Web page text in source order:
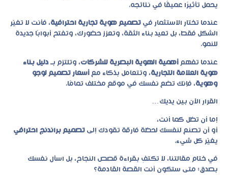
يحمل تأثيرًا عميقًا في نتائجه.
عندما تختار الاستثمار في تصميم هوية تجارية احترافية، فأنت لا تغيّر
الشكل فقط، بل تعيد بناء الثقة، وتعزز حضورك، وتفتح أبوابًا جديدة
للنمو.
عندما تفهم أهمية الهوية البصرية للشركات، وتلتزم بـ دليل بناء
هوية العلامة التجارية، وتتعامل بذكاء مع أسعار تصميم لوجو
وهوية، فإنك تضع نفسك في موقع مختلف تمامًا.
القرار الآن بين يديك…
إما أن تظل كما أنت،
أو أن تصنع لنفسك لحظة فارقة تقودك إلى تصميم براندنج احترافي
يغيّر كل شيء.
في ختام مقالتنا، لا تكتفِ بقراءة قصص النجاح، بل اسأل نفسك
بصدق: متى ستكون أنت القصة القادمة؟